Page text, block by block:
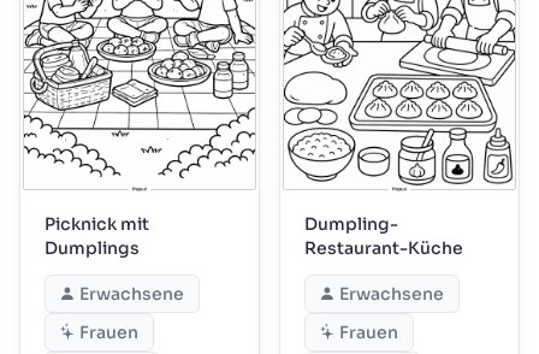
Picknick mit
Dumplings
Erwachsene
Frauen
Dumpling-
Restaurant-Küche
Erwachsene
Frauen